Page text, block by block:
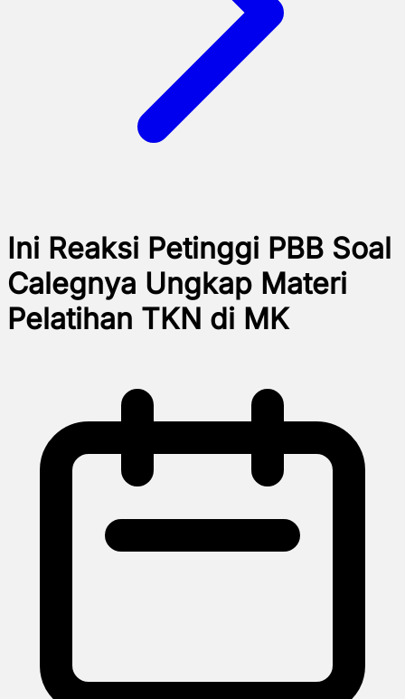
Ini Reaksi Petinggi PBB Soal
Calegnya Ungkap Materi
Pelatihan TKN di MK